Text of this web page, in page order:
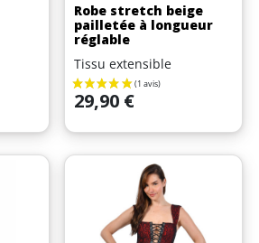
Robe stretch beige
pailletée à longueur
réglable
Tissu extensible
Prix
29,90 €